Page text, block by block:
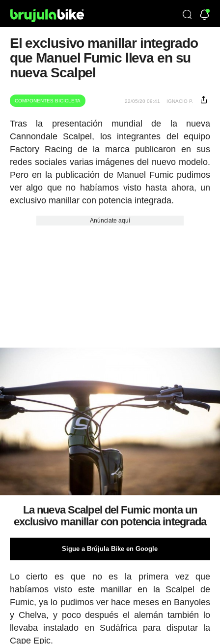
El exclusivo manillar integrado
que Manuel Fumic lleva en su
nueva Scalpel
COMPONENTES BICICLETA 22/05/20 09:41 IGNACIO P.
Tras la presentación mundial de la nueva
Cannondale Scalpel, los integrantes del equipo
Factory Racing de la marca publicaron en sus
redes sociales varias imágenes del nuevo modelo.
Pero en la publicación de Manuel Fumic pudimos
ver algo que no habíamos visto hasta ahora, un
exclusivo manillar con potencia integrada.
Anúnciate aquí
La nueva Scalpel del Fumic monta un
exclusivo manillar con potencia integrada
Sigue a Brújula Bike en Google
Lo cierto es que no es la primera vez que
habíamos visto este manillar en la Scalpel de
Fumic, ya lo pudimos ver hace meses en Banyoles
y Chelva, y poco después el alemán también lo
llevaba instalado en Sudáfrica para disputar la
Cape Epic.